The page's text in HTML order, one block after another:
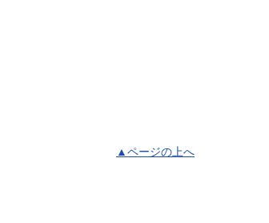
▲ページの上へ